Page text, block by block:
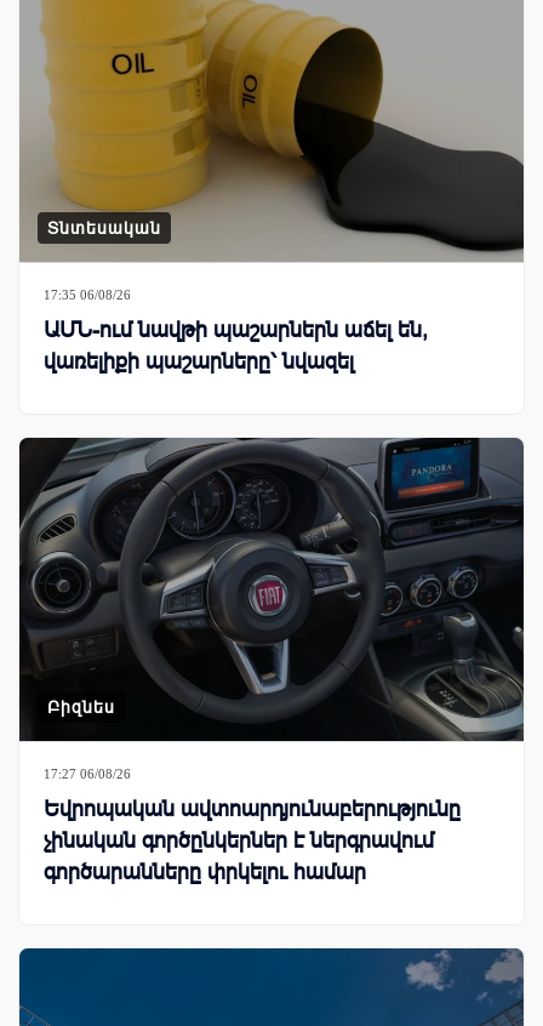
Տնտեսական
17:35 06/08/26
ԱՄՆ-ում նավթի պաշարներն աճել են,
վառելիքի պաշարները՝ նվազել
Բիզնես
17:27 06/08/26
Եվրոպական ավտոարդյունաբերությունը
չինական գործընկերներ է ներգրավում
գործարանները փրկելու համար